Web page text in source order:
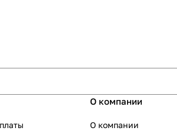
О компании
О компании